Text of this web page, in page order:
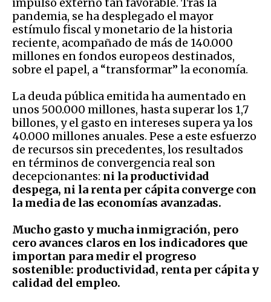
pandemia, se ha desplegado el mayor
estímulo fiscal y monetario de la historia
reciente, acompañado de más de 140.000
millones en fondos europeos destinados,
sobre el papel, a “transformar” la economía.
La deuda pública emitida ha aumentado en
unos 500.000 millones, hasta superar los 1,7
billones, y el gasto en intereses supera ya los
40.000 millones anuales. Pese a este esfuerzo
de recursos sin precedentes, los resultados
en términos de convergencia real son
decepcionantes: ni la productividad
despega, ni la renta per cápita converge con
la media de las economías avanzadas.
Mucho gasto y mucha inmigración, pero
cero avances claros en los indicadores que
importan para medir el progreso
sostenible: productividad, renta per cápita y
calidad del empleo.